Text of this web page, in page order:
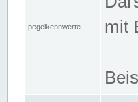
pegelkennwerte
mit